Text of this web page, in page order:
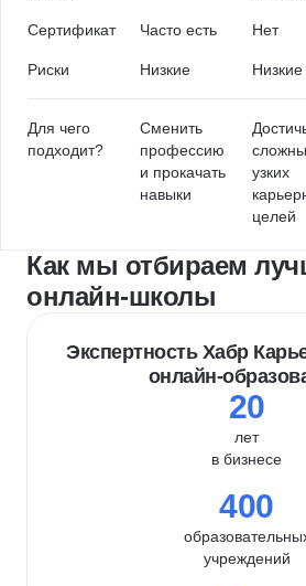
Сертификат Часто есть Нет
Риски Низкие Низкие
Для чего
подходит?
Сменить
профессию
и прокачать
навыки
узких
целей
Как мы отбираем
онлайн-школы
Экспертность Хабр
онлайн-
20
лет
в бизнесе
400
учреждений